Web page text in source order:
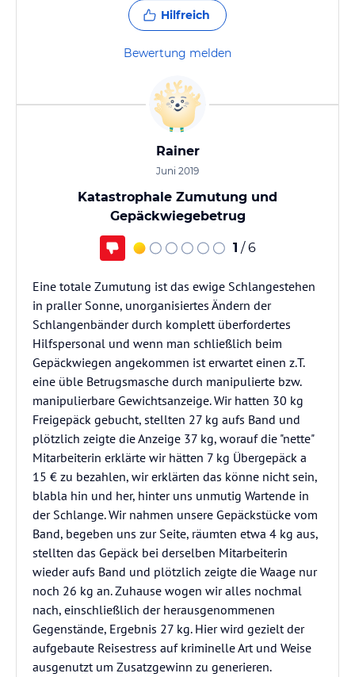
Hilfreich
Bewertung melden
Rainer
Juni 2019
Katastrophale Zumutung und
Gepäckwiegebetrug
1 / 6
Eine totale Zumutung ist das ewige Schlangestehen
in praller Sonne, unorganisiertes Ändern der
Schlangenbänder durch komplett überfordertes
Hilfspersonal und wenn man schließlich beim
Gepäckwiegen angekommen ist erwartet einen z.T.
eine üble Betrugsmasche durch manipulierte bzw.
manipulierbare Gewichtsanzeige. Wir hatten 30 kg
Freigepäck gebucht, stellten 27 kg aufs Band und
plötzlich zeigte die Anzeige 37 kg, worauf die "nette"
Mitarbeiterin erklärte wir hätten 7 kg Übergepäck a
15 € zu bezahlen, wir erklärten das könne nicht sein,
blabla hin und her, hinter uns unmutig Wartende in
der Schlange. Wir nahmen unsere Gepäckstücke vom
Band, begeben uns zur Seite, räumten etwa 4 kg aus,
stellten das Gepäck bei derselben Mitarbeiterin
wieder aufs Band und plötzlich zeigte die Waage nur
noch 26 kg an. Zuhause wogen wir alles nochmal
nach, einschließlich der herausgenommenen
Gegenstände, Ergebnis 27 kg. Hier wird gezielt der
aufgebaute Reisestress auf kriminelle Art und Weise
ausgenutzt um Zusatzgewinn zu generieren.